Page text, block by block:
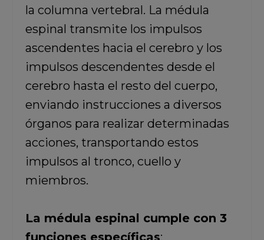
la columna vertebral. La médula
espinal transmite los impulsos
ascendentes hacia el cerebro y los
impulsos descendentes desde el
cerebro hasta el resto del cuerpo,
enviando instrucciones a diversos
órganos para realizar determinadas
acciones, transportando estos
impulsos al tronco, cuello y
miembros.
La médula espinal cumple con 3